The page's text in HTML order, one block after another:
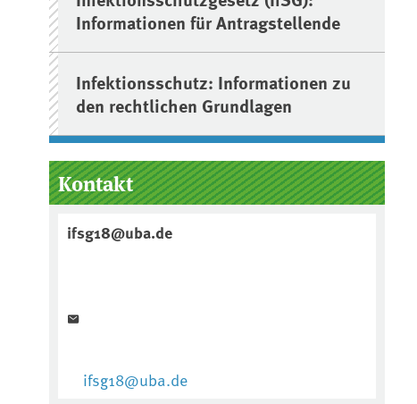
Quelle: UBA/PD Dr. Erik Schmolz
Informationen für Antragstellende
Infektionsschutz: Informationen zu
den rechtlichen Grundlagen
Kontakt
ifsg18@uba.de
ifsg18@uba.de